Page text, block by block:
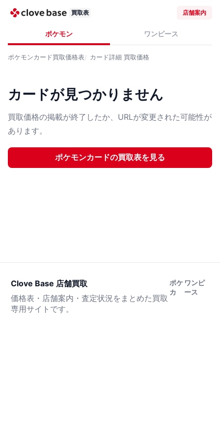
買取表 店舗案内
ポケモン ワンピース
ポケモンカード買取価格表 カード詳細 買取価格
カードが見つかりません
買取価格の掲載が終了したか、URLが変更された可能性が
あります。
ポケモンカードの買取表を見る
Clove Base 店舗買取
価格表・店舗案内・査定状況をまとめた買取
専用サイトです。
ポケ
カ
ワンピ
ース